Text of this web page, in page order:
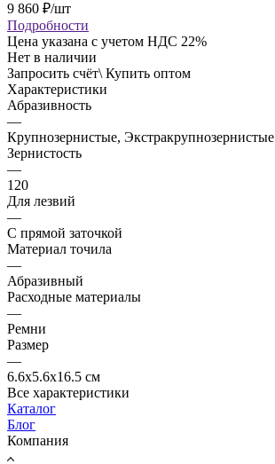
9 860 ₽/шт
Подробности
Цена указана с учетом НДС 22%
Нет в наличии
Запросить счёт\ Купить оптом
Характеристики
Абразивность
—
Крупнозернистые, Экстракрупнозернистые
Зернистость
—
120
Для лезвий
—
С прямой заточкой
Материал точила
—
Абразивный
Расходные материалы
—
Ремни
Размер
—
6.6x5.6x16.5 см
Все характеристики
Каталог
Блог
Компания